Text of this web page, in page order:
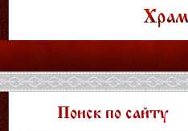
Поиск по сайту